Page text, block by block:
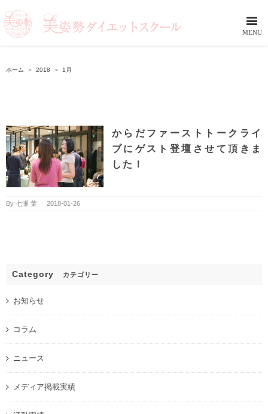
ホーム ＞ 2018 ＞ 1月
からだファーストトークライ
ブにゲスト登壇させて頂きま
した！
By 七瀬 葉 2018-01-26
Category カテゴリー
お知らせ
コラム
ニュース
メディア掲載実績